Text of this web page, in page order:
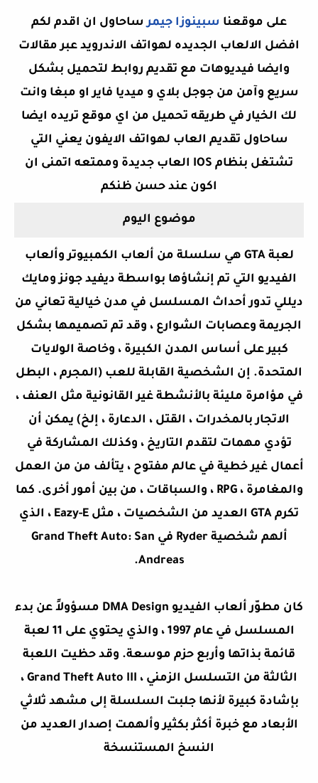
على موقعنا سبينوزا جيمرساحاول ان اقدم لكم
افضل الالعاب الجديده لهواتف الاندرويد عبر مقالات
وايضا فيديوهات مع تقديم روابط لتحميل بشكل
سريع وآمن من جوجل بلاي و ميديا فاير او مبغا وانت
لك الخيار في طريقه تحميل من اي موقع تريده ايضا
ساحاول تقديم العاب لهواتف الايفون يعني التي
تشتغل بنظام IOS العاب جديدة وممتعه اتمنى ان
اكون عند حسن ظنكم
موضوع اليوم
لعبة GTA هي سلسلة من ألعاب الكمبيوتر وألعاب
الفيديو التي تم إنشاؤها بواسطة ديفيد جونز ومايك
ديللي تدور أحداث المسلسل في مدن خيالية تعاني من
الجريمة وعصابات الشوارع ، وقد تم تصميمها بشكل
كبير على أساس المدن الكبيرة ، وخاصة الولايات
المتحدة. إن الشخصية القابلة للعب (المجرم ، البطل
في مؤامرة مليئة بالأنشطة غير القانونية مثل العنف ،
الاتجار بالمخدرات ، القتل ، الدعارة ، إلخ) يمكن أن
تؤدي مهمات لتقدم التاريخ ، وكذلك المشاركة في
أعمال غير خطية في عالم مفتوح ، يتألف من من العمل
والمغامرة ، RPG ، والسباقات ، من بين أمور أخرى. كما
تكرم GTA العديد من الشخصيات ، مثل Eazy-E ، الذي
ألهم شخصية Ryder في Grand Theft Auto: San
Andreas.
كان مطوّر ألعاب الفيديو DMA Design مسؤولاً عن بدء
المسلسل في عام 1997 ، والذي يحتوي على 11 لعبة
قائمة بذاتها وأربع حزم موسعة. وقد حظيت اللعبة
الثالثة من التسلسل الزمني ، Grand Theft Auto III ،
بإشادة كبيرة لأنها جلبت السلسلة إلى مشهد ثلاثي
الأبعاد مع خبرة أكثر بكثير وألهمت إصدار العديد من
النسخ المستنسخة